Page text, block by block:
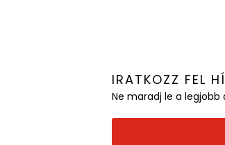
IRATKOZZ FEL
Ne maradj le a legjobb